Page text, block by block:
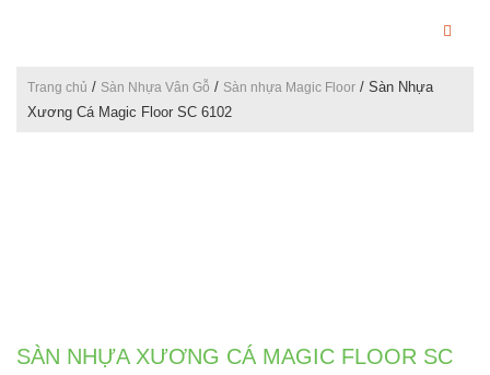
Trang chủ / Sàn Nhựa Vân Gỗ / Sàn nhựa Magic Floor / Sàn Nhựa
Xương Cá Magic Floor SC 6102
SÀN NHỰA XƯƠNG CÁ MAGIC FLOOR SC